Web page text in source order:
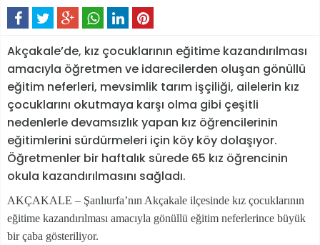
Akçakale’de, kız çocuklarının eğitime kazandırılması
amacıyla öğretmen ve idarecilerden oluşan gönüllü
eğitim neferleri, mevsimlik tarım işçiliği, ailelerin kız
çocuklarını okutmaya karşı olma gibi çeşitli
nedenlerle devamsızlık yapan kız öğrencilerinin
eğitimlerini sürdürmeleri için köy köy dolaşıyor.
Öğretmenler bir haftalık sürede 65 kız öğrencinin
okula kazandırılmasını sağladı.
AKÇAKALE – Şanlıurfa’nın Akçakale ilçesinde kız çocuklarının
eğitime kazandırılması amacıyla gönüllü eğitim neferlerince büyük
bir çaba gösteriliyor.